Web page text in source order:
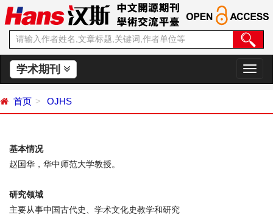
学术期刊
切
换
首页 OJHS
基本情况
赵国华，华中师范大学教授。
研究领域
主要从事中国古代史、学术文化史教学和研究